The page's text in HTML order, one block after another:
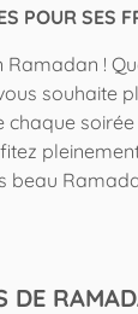
POUR SES
Ramadan !
souhaite
chaque
beau
DE